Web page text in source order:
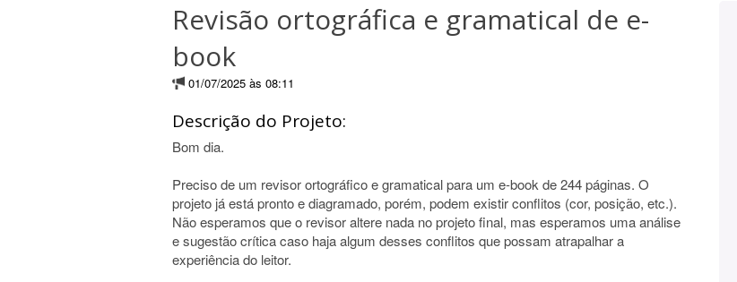
Revisão ortográfica e gramatical de e-
book
01/07/2025 às 08:11
Descrição do Projeto:
Bom dia.
Preciso de um revisor ortográfico e gramatical para um e-book de 244 páginas. O
projeto já está pronto e diagramado, porém, podem existir conflitos (cor, posição, etc.).
Não esperamos que o revisor altere nada no projeto final, mas esperamos uma análise
e sugestão crítica caso haja algum desses conflitos que possam atrapalhar a
experiência do leitor.